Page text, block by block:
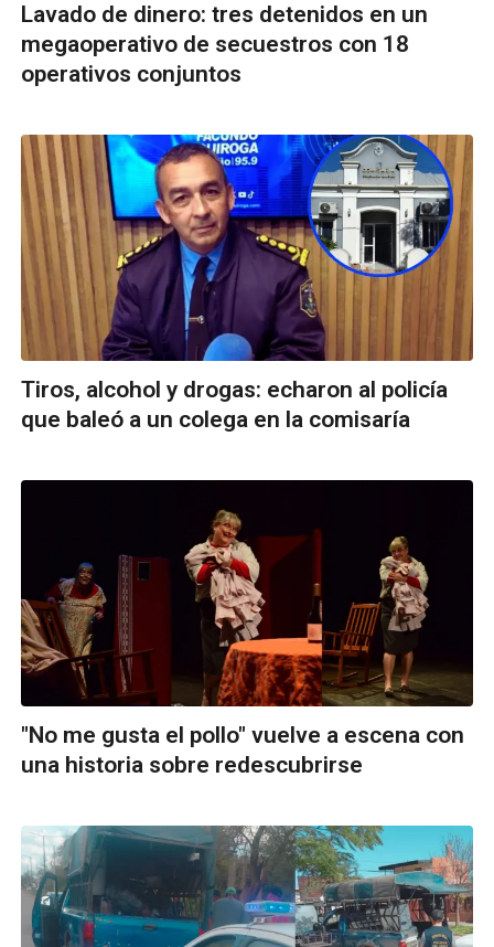
Lavado de dinero: tres detenidos en un
megaoperativo de secuestros con 18
operativos conjuntos
Tiros, alcohol y drogas: echaron al policía
que baleó a un colega en la comisaría
"No me gusta el pollo" vuelve a escena con
una historia sobre redescubrirse